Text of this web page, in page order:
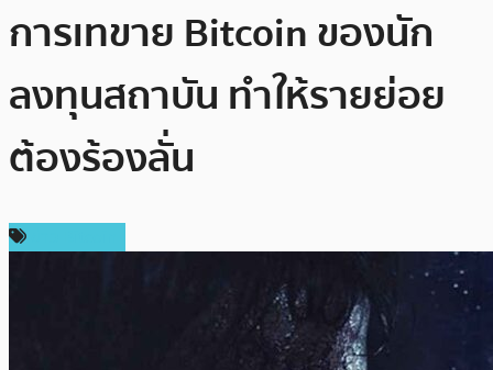
การเทขาย Bitcoin ของนัก
ลงทุนสถาบัน ทำให้รายย่อย
ต้องร้องลั่น